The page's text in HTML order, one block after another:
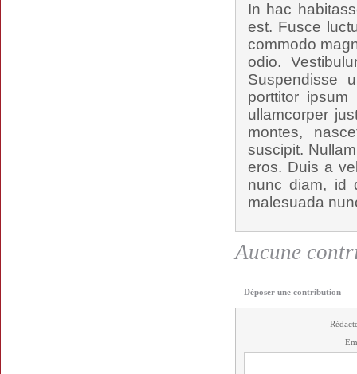
In hac
est. Fusce
commodo
odio.
Suspendisse
porttitor
ullamcorper
montes,
suscipit.
eros. Duis a
nunc diam, id
malesuada
Aucune
Déposer une contribution